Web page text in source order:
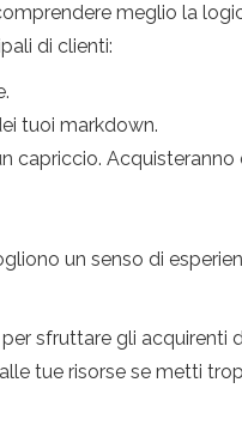
meglio la
di clienti:
tuoi markdown.
capriccio. Acquisteranno
un senso di
sfruttare gli acquirenti
tue risorse se metti